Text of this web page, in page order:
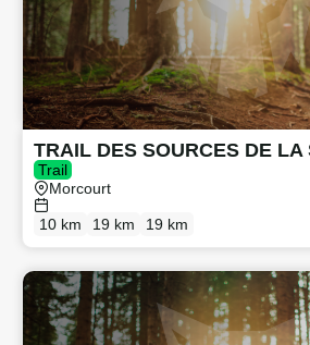
TRAIL DES SOURCES DE LA
Trail
Morcourt
10 km 19 km 19 km